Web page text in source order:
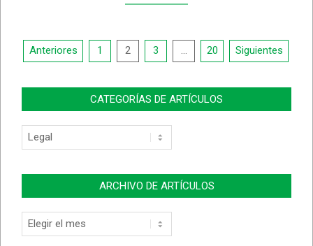
Navegación
Anteriores 1 2 3 … 20 Siguientes
CATEGORÍAS DE ARTÍCULOS
Categorías
ARCHIVO DE ARTÍCULOS
Archivo